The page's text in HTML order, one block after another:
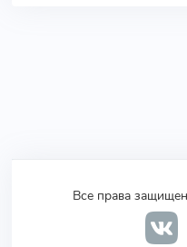
Все права